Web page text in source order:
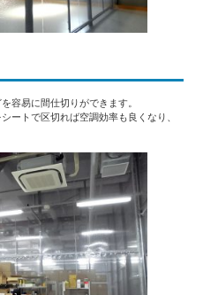
容易に間仕切りができます。
ートで区切れば空調効率も良くなり、